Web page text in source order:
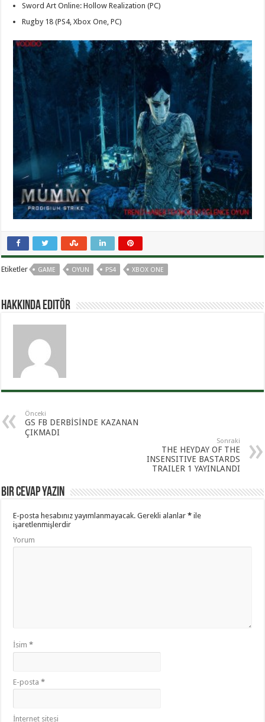
Sword Art Online: Hollow Realization (PC)
Rugby 18 (PS4, Xbox One, PC)
Etiketler GAME OYUN PS4 XBOX ONE
Hakkında Editör
Önceki
GS FB DERBİSİNDE KAZANAN
ÇIKMADI
Sonraki
THE HEYDAY OF THE
INSENSITIVE BASTARDS
TRAILER 1 YAYINLANDI
Bir cevap yazın
E-posta hesabınız yayımlanmayacak. Gerekli alanlar* ile
işaretlenmişlerdir
Yorum
İsim*
E-posta*
İnternet sitesi